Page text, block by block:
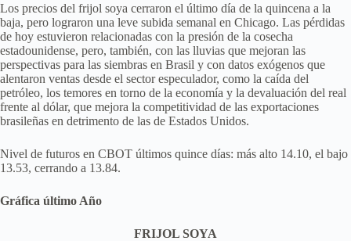
Los precios del frijol soya cerraron el último día de la quincena a la
baja, pero lograron una leve subida semanal en Chicago. Las pérdidas
de hoy estuvieron relacionadas con la presión de la cosecha
estadounidense, pero, también, con las lluvias que mejoran las
perspectivas para las siembras en Brasil y con datos exógenos que
alentaron ventas desde el sector especulador, como la caída del
petróleo, los temores en torno de la economía y la devaluación del real
frente al dólar, que mejora la competitividad de las exportaciones
brasileñas en detrimento de las de Estados Unidos.
Nivel de futuros en CBOT últimos quince días: más alto 14.10, el bajo
13.53, cerrando a 13.84.
Gráfica último Año
FRIJOL SOYA